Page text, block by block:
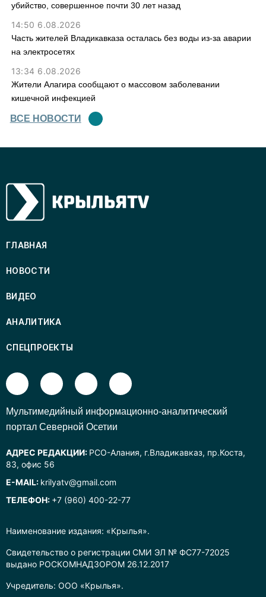
убийство, совершенное почти 30 лет назад
14:50 6.08.2026
Часть жителей Владикавказа осталась без воды из-за аварии
на электросетях
13:34 6.08.2026
Жители Алагира сообщают о массовом заболевании
кишечной инфекцией
ВСЕ НОВОСТИ
Наименование издания: «Крылья».
Свидетельство о регистрации СМИ ЭЛ № ФС77-72025
выдано РОСКОМНАДЗОРОМ 26.12.2017
Учредитель: ООО «Крылья».
ГЛАВНАЯ
НОВОСТИ
ВИДЕО
АНАЛИТИКА
СПЕЦПРОЕКТЫ
Mультимедийный информационно-аналитический
портал Северной Осетии
АДРЕС РЕДАКЦИИ: РСО-Алания, г.Владикавказ, пр.Коста,
83, офис 56
E-MAIL: krilyatv@gmail.com
ТЕЛЕФОН: +7 (960) 400-22-77